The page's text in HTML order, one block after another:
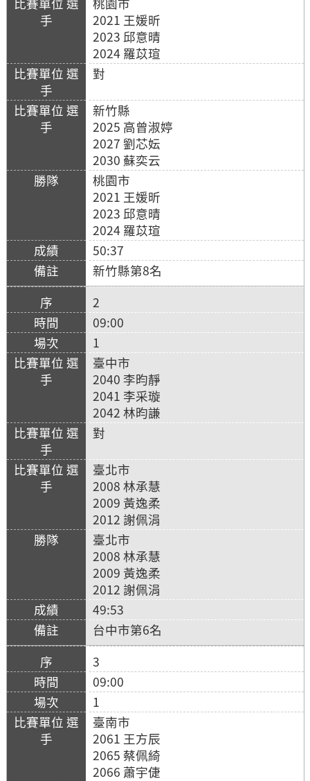
2021 王媛昕
2023 邱意晴
2024 羅苡瑄
對
新竹縣
2025 高曾淑婷
2027 劉芯妘
2030 蘇奕云
桃園市
2021 王媛昕
2023 邱意晴
2024 羅苡瑄
50:37
新竹縣第8名
2
09:00
1
臺中市
2040 李昀靜
2041 李采璇
2042 林昀謙
對
臺北市
2008 林承慧
2009 黃逸柔
2012 謝佩涓
臺北市
2008 林承慧
2009 黃逸柔
2012 謝佩涓
49:53
台中市第6名
3
09:00
1
臺南市
2061 王方辰
2065 蔡佩綺
2066 蕭宇倢